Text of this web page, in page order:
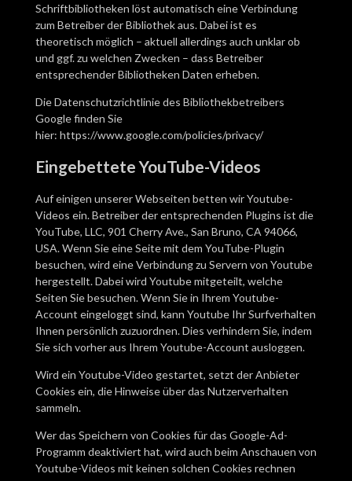
Schriftbibliotheken löst automatisch eine Verbindung
zum Betreiber der Bibliothek aus. Dabei ist es
theoretisch möglich – aktuell allerdings auch unklar ob
und ggf. zu welchen Zwecken – dass Betreiber
entsprechender Bibliotheken Daten erheben.
Die Datenschutzrichtlinie des Bibliothekbetreibers
Google finden Sie
hier: https://www.google.com/policies/privacy/
Eingebettete YouTube-Videos
Auf einigen unserer Webseiten betten wir Youtube-
Videos ein. Betreiber der entsprechenden Plugins ist die
YouTube, LLC, 901 Cherry Ave., San Bruno, CA 94066,
USA. Wenn Sie eine Seite mit dem YouTube-Plugin
besuchen, wird eine Verbindung zu Servern von Youtube
hergestellt. Dabei wird Youtube mitgeteilt, welche
Seiten Sie besuchen. Wenn Sie in Ihrem Youtube-
Account eingeloggt sind, kann Youtube Ihr Surfverhalten
Ihnen persönlich zuzuordnen. Dies verhindern Sie, indem
Sie sich vorher aus Ihrem Youtube-Account ausloggen.
Wird ein Youtube-Video gestartet, setzt der Anbieter
Cookies ein, die Hinweise über das Nutzerverhalten
sammeln.
Wer das Speichern von Cookies für das Google-Ad-
Programm deaktiviert hat, wird auch beim Anschauen von
Youtube-Videos mit keinen solchen Cookies rechnen